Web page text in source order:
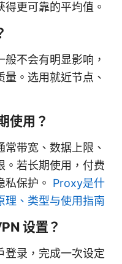
更可靠的平均值。
不会有明显影响，
。选用就近节点、
使用？
带宽、数据上限、
。若长期使用，付费
私保护。 Proxy是什
理、类型与使用指南
设置？
登录，完成一次设定